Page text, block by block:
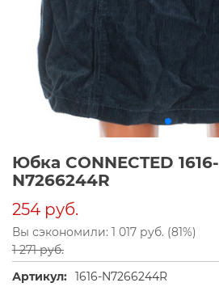
Юбка CONNECTED 1616-
N7266244R
254 руб.
Вы сэкономили: 1 017 руб. (81%)
1 271 руб.
Артикул: 1616-N7266244R